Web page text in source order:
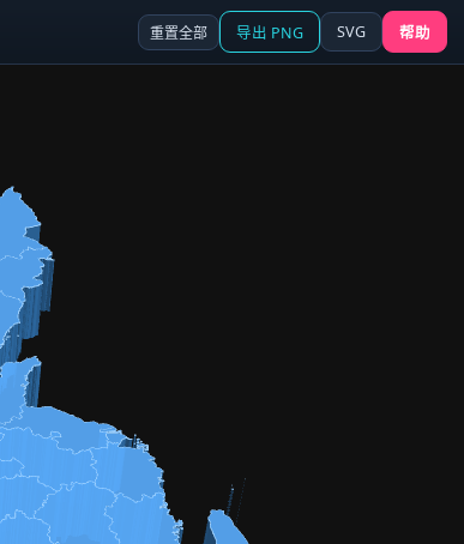
重置全部 导出 PNG SVG 帮助